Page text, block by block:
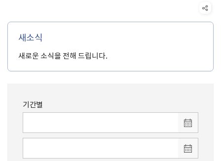
새소식
새로운 소식을 전해 드립니다.
기간별